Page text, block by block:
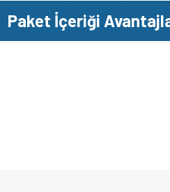
Paket İçeriği